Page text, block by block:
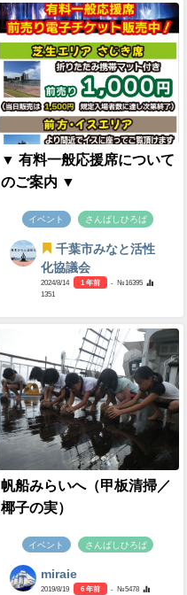
▼ 有料一般応援席について
のご案内 ▼
イベント さんばしひろば
千葉市みなと活性
化協議会
2024/8/14 1 年前
- №16395
1351
帆船みらいへ（甲板清掃／
椰子の実）
イベント さんばしひろば
miraie
2019/8/19 6 年前
- №5478